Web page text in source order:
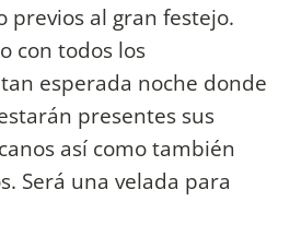
previos al gran festejo.
con todos los
esperada noche donde
presentes sus
así como también
Será una velada para